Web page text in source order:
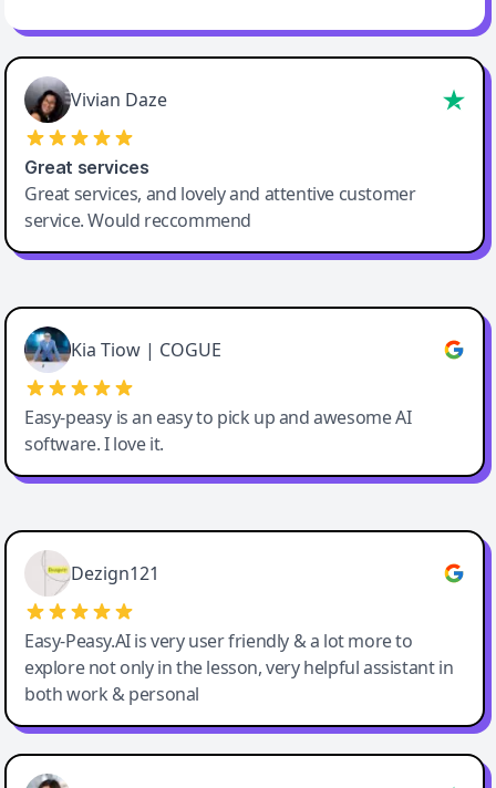
Vivian Daze
Great services
Great services, and lovely and attentive customer
service. Would reccommend
Cody Crabb
Great service, Best AI tool
Kia Tiow | COGUE
Easy-peasy is an easy to pick up and awesome AI
software. I love it.
Easy-Peasy AI
Dezign121
Easy-Peasy.AI is very user friendly & a lot more to
explore not only in the lesson, very helpful assistant in
both work & personal